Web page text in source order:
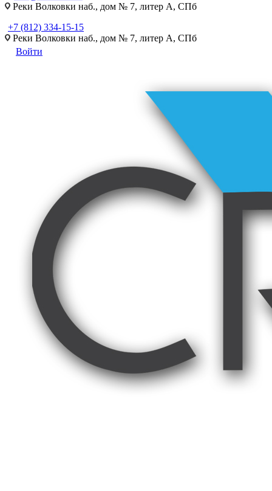
Реки Волковки наб., дом № 7, литер А, СПб
+7 (812) 334-15-15
Реки Волковки наб., дом № 7, литер А, СПб
Войти